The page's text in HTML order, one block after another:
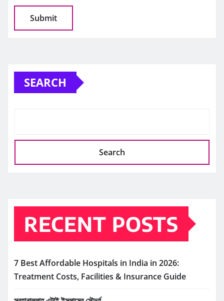
SEARCH
Search
RECENT POSTS
7 Best Affordable Hospitals in India in 2026:
Treatment Costs, Facilities & Insurance Guide